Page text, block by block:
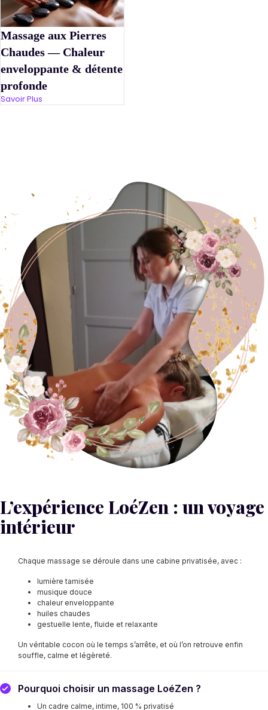
Massage aux Pierres
Chaudes — Chaleur
enveloppante & détente
profonde
Savoir Plus
L’expérience LoéZen : un voyage
intérieur
Chaque massage se déroule dans une cabine privatisée, avec :
lumière tamisée
musique douce
chaleur enveloppante
huiles chaudes
gestuelle lente, fluide et relaxante
Un véritable cocon où le temps s’arrête, et où l’on retrouve enfin
souffle, calme et légèreté.
Pourquoi choisir un massage LoéZen ?
Un cadre calme, intime, 100 % privatisé